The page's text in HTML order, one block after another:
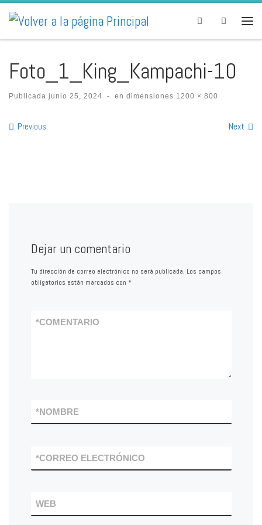
Skip to content
Search
Foto_1_King_Kampachi-10
Publicada junio 25, 2024 - en dimensiones 1200 × 800
Images navigation
Previous Next
Dejar un comentario
Tu dirección de correo electrónico no será publicada. Los campos
obligatorios están marcados con *
COMENTARIO
*
NOMBRE
*
CORREO ELECTRÓNICO
*
WEB